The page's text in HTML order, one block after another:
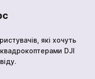
які хочуть
DJI